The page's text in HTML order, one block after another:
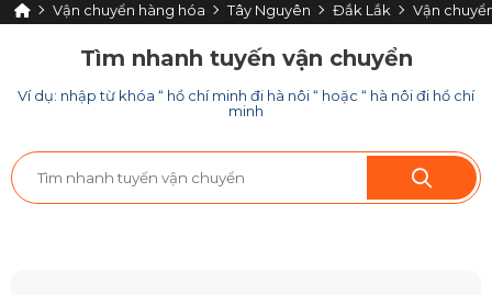
Vận chuyển hàng hóa Tây Nguyên Đắk Lắk Vận
Tìm nhanh tuyến vận chuyển
Ví dụ: nhập từ khóa “ hồ chí minh đi hà nôi “ hoặc “ hà nôi đi hồ chí
minh